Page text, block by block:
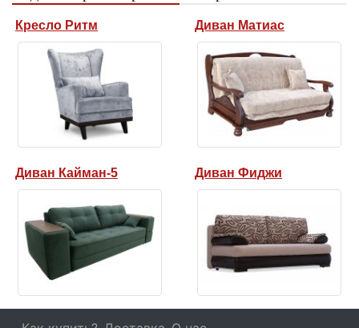
Кресло Ритм Диван Матиас
Диван Кайман-5 Диван Фиджи